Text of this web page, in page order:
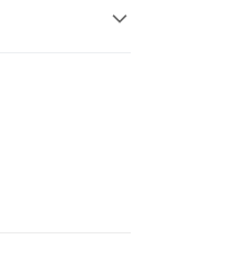
無須另外申請。